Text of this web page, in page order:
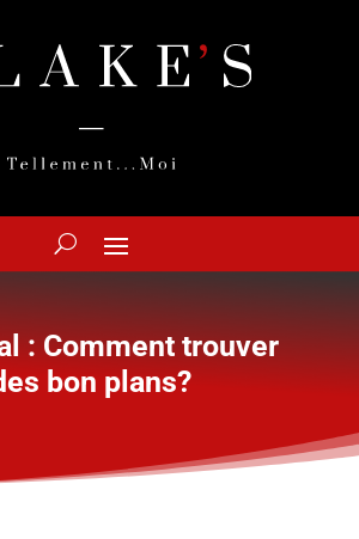
: Comment trouver
bon plans?